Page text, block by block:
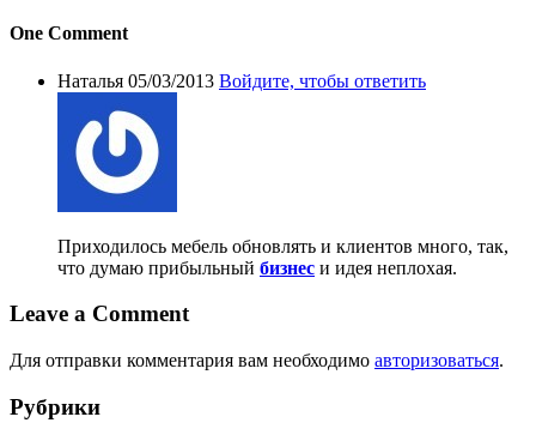
One Comment
Наталья 05/03/2013 Войдите, чтобы ответить
Приходилось мебель обновлять и клиентов много, так,
что думаю прибыльный бизнес и идея неплохая.
Leave a Comment
Для отправки комментария вам необходимо авторизоваться.
Рубрики